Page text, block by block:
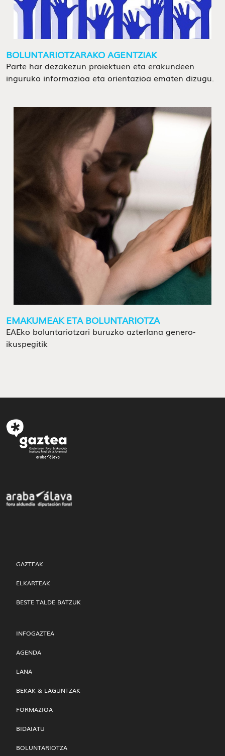
BOLUNTARIOTZARAKO AGENTZIAK
Parte har dezakezun proiektuen eta erakundeen
inguruko informazioa eta orientazioa ematen dizugu.
EMAKUMEAK ETA BOLUNTARIOTZA
EAEko boluntariotzari buruzko azterlana genero-
ikuspegitik
GAZTEAK
ELKARTEAK
BESTE TALDE BATZUK
INFOGAZTEA
AGENDA
LANA
BEKAK & LAGUNTZAK
FORMAZIOA
BIDAIATU
BOLUNTARIOTZA